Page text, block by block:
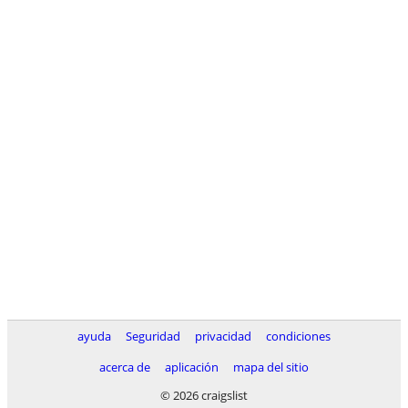
ayuda Seguridad privacidad
condiciones
acerca de
aplicación
mapa del sitio
© 2026 craigslist